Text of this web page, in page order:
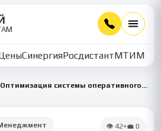
СинергияРосдистантМТИММУ
Оптимизация системы оперативного планирования на примере ООО «Каматрон»
👁 42•💼 0